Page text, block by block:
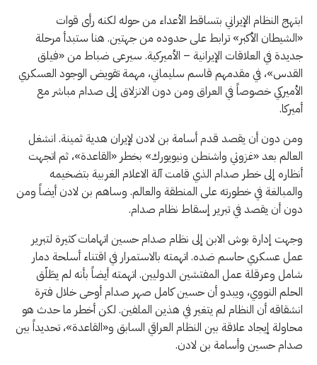
ابتهج النظام الإيراني بتساقط الأعداء من حوله لكنه رأى قوات
«الشيطان الأكبر» ترابط على حدوده من جهتين. هنا ستبدأ مرحلة
جديدة في العلاقات الإيرانية – الأميركية. سيرعى ضباط من «فيلق
القدس»، في مقدمهم قاسم سليماني، مهمة تقويض الوجود العسكري
الأميركي خصوصاً في العراق ومن دون الانزلاق إلى صدام مباشر مع
أميركا.
ومن دون أن يقصد قدم أسامة بن لادن لإيران هدية ثمينة. انشغل
العالم بعد «غزوتي واشنطن ونيويورك» بخطر «القاعدة»، ثم اتجهت
أنظاره إلى خطر صدام الذي قامت آلة الاعلام الغربية بتضخيمه
والمبالغة في خطورته على المنطقة والعالم. وساهم بن لادن أيضاً ومن
دون أن يقصد في تبرير إسقاط نظام صدام.
وجهت إدارة بوش الابن إلى نظام صدام حسين اتهامات كثيرة لتبرير
عمل عسكري حاسم ضده. اتهمته بالاستمرار في اقتناء أسلحة دمار
شامل وعرقلة عمل المفتشين الدوليين. اتهمته أيضاً بأنه لم يطَلّق
الحلم النووي، ويبدو أن حسين كامل صهر صدام أوحى خلال فترة
انشقاقه أن النظام لم يتغير في هذين الملفين. لكن أخطر ما حدث هو
محاولة إيجاد علاقة بين النظام العراقي السابق و«القاعدة»، تحديداً بين
صدام حسين وأسامة بن لادن.